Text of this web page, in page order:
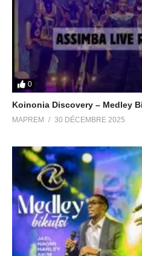
https://audiomack.com/talk-
(Visited 27 times, 1 visits today)
0
Koinonia Discovery – Medley
MAPREM 30 DÉCEMBRE 2025